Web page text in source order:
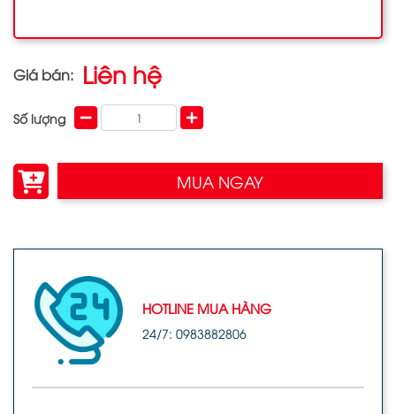
Giá bán: Liên hệ
Số lượng
MUA NGAY
HOTLINE MUA HÀNG
24/7: 0983882806